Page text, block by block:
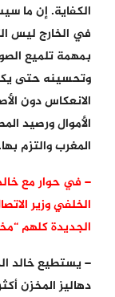
الكفاية. إن ما
في الخارج ليس
بمهمة تلميع
وتحسينه حتى
الانعكاس دون
الأموال ورصيد
المغرب والتزم بها.
– في حوار مع
الخلفي وزير
الجديدة كلهم
– يستطيع خالد
دهاليز المخزن